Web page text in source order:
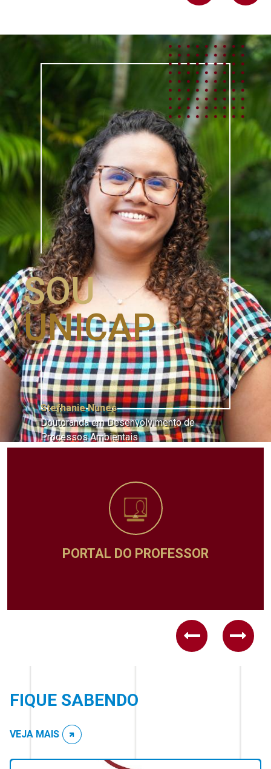
Previous
SOU
UNICAP
Stefhanie Nunes
Doutoranda em Desenvolvimento de
Processos Ambientais
ADMINISTRATIVO
Previous
Next
FIQUE SABENDO
VEJA MAIS